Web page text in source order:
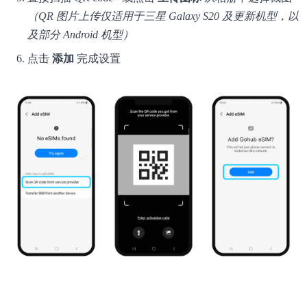
（QR 图片上传仅适用于三星 Galaxy S20 及更新机型，以
及部分 Android 机型）
点击 添加 完成设置